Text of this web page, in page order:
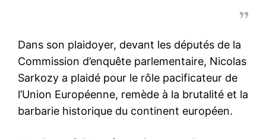
Dans son plaidoyer, devant les députés de la
Commission d’enquête parlementaire, Nicolas
Sarkozy a plaidé pour le rôle pacificateur de
l’Union Européenne, remède à la brutalité et la
barbarie historique du continent européen.